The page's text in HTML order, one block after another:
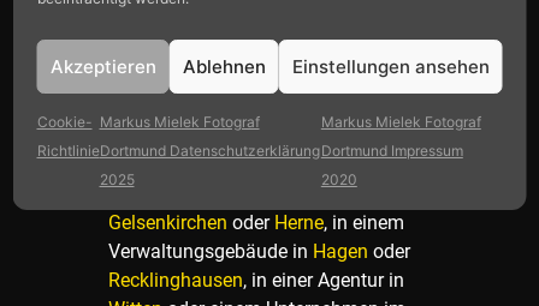
Akzeptieren Ablehnen Einstellungen ansehen
Cookie-
Richtlinie
Markus Mielek Fotograf
Dortmund Datenschutzerklärung
2025
Markus Mielek Fotograf
Dortmund Impressum
2020
Viele meiner Projekte finden aber
bei dir vor Ort. Ob in den Büros in
Bochum, in einer Produktionshalle in
Duisburg
, bei einem Kunden in
Gelsenkirchen oder Herne, in einem
Verwaltungsgebäude in Hagen oder
Recklinghausen, in einer Agentur in